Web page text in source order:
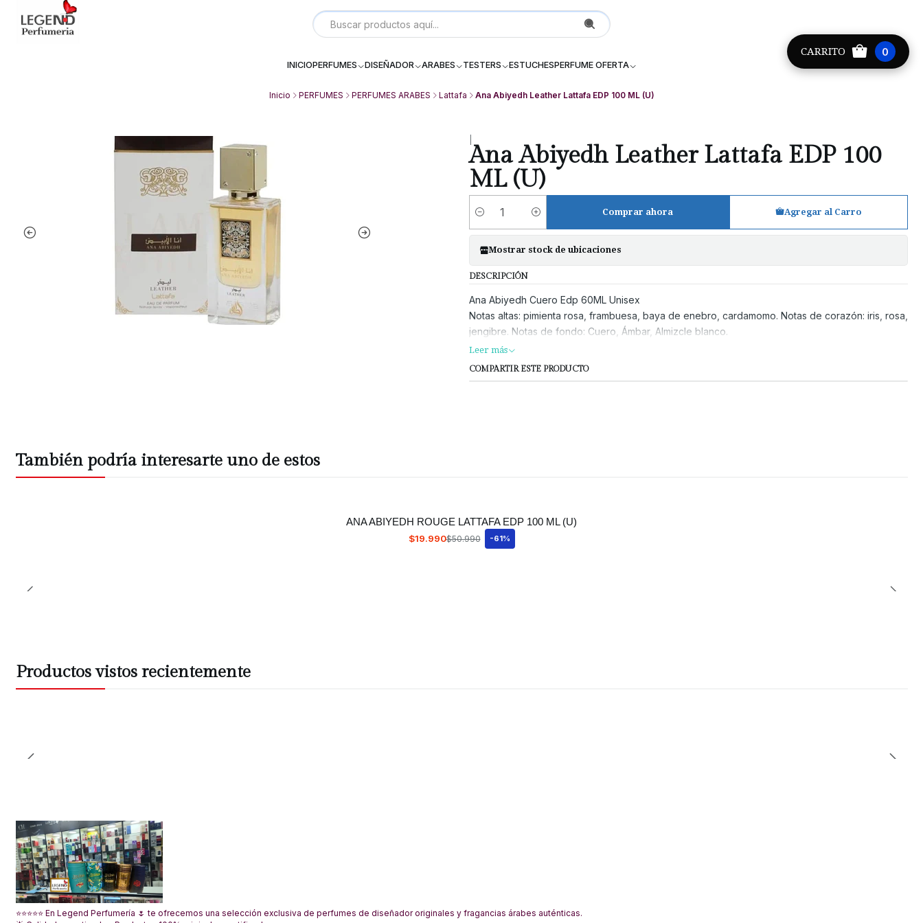
CARRITO 0
INICIOPERFUMES DISEÑADOR ARABES TESTERS ESTUCHESPERFUME OFERTA
Avda Providencia 2234, Local P 6, Subterraneo (--2) Galeria Dos Providencia Santiago - Providencia +56 9 8881 9171
Inicio PERFUMES PERFUMES ARABES Lattafa Ana Abiyedh Leather Lattafa EDP 100 ML (U)
Ana Abiyedh Leather Lattafa EDP 100
ML (U)
Cantidad
Agregar al Carro
Comprar ahora
Mostrar stock de ubicaciones
DESCRIPCIÓN
Ana Abiyedh Cuero Edp 60ML Unisex
Notas altas: pimienta rosa, frambuesa, baya de enebro, cardamomo. Notas de corazón: iris, rosa,
jengibre. Notas de fondo: Cuero, Ámbar, Almizcle blanco.
Leer más
COMPARTIR ESTE PRODUCTO
También podría interesarte uno de estos
ANA ABIYEDH ROUGE LATTAFA EDP 100 ML (U)
$19.990$50.990 -61%
Productos vistos recientemente
⭐⭐⭐⭐⭐ En Legend Perfumería 🌷 te ofrecemos una selección exclusiva de perfumes de diseñador originales y fragancias árabes auténticas.